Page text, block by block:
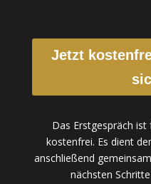
Jetzt
Das Erstgespräch
kostenfrei. Es dient
anschließend
nächsten